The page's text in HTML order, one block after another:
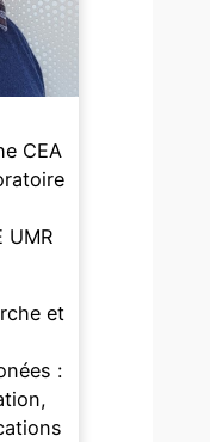
CEA
UMR
et
: